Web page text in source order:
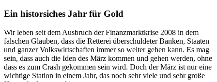
Ein historsiches Jahr für Gold
Wir leben seit dem Ausbruch der Finanzmarktkrise 2008 in dem
falschen Glauben, dass die Retterei überschuldeter Banken, Staaten
und ganzer Volkswirtschaften immer so weiter gehen kann. Es mag
sein, dass auch die Iden des März kommen und gehen werden, ohne
dass es zum Crash gekommen sein wird. Doch der März ist nur eine
wichtige Station in einem Jahr, das noch sehr viele und sehr große